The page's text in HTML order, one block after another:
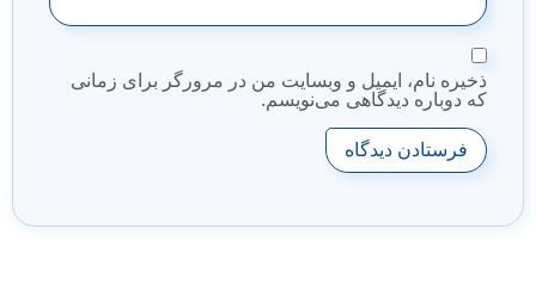
ذخیره نام، ایمیل و وبسایت من در مرورگر برای زمانی
که دوباره دیدگاهی می‌نویسم.